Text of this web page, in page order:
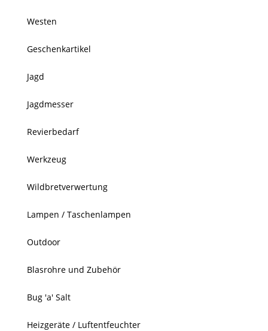
Westen
Geschenkartikel
Jagd
Jagdmesser
Revierbedarf
Werkzeug
Wildbretverwertung
Lampen / Taschenlampen
Outdoor
Blasrohre und Zubehör
Bug 'a' Salt
Heizgeräte / Luftentfeuchter